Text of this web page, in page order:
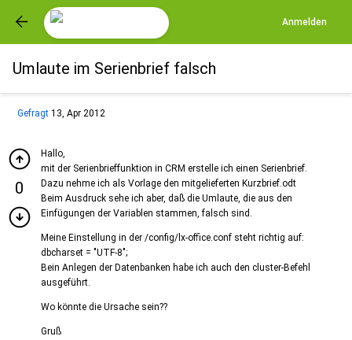
Anmelden
Umlaute im Serienbrief falsch
Gefragt 13, Apr 2012
0
Hallo,
mit der Serienbrieffunktion in CRM erstelle ich einen Serienbrief.
Dazu nehme ich als Vorlage den mitgelieferten Kurzbrief.odt
Beim Ausdruck sehe ich aber, daß die Umlaute, die aus den
Einfügungen der Variablen stammen, falsch sind.
Meine Einstellung in der /config/lx-office.conf steht richtig auf:
dbcharset = "UTF-8";
Bein Anlegen der Datenbanken habe ich auch den cluster-Befehl
ausgeführt.
Wo könnte die Ursache sein??
Gruß